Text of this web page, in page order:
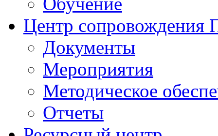
Центр сопровождения
Документы
Мероприятия
Методическое
Отчеты